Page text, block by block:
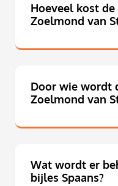
Hoeveel kost
Zoelmond van
Door wie wordt
Zoelmond van
Wat wordt er
bijles Spaans?